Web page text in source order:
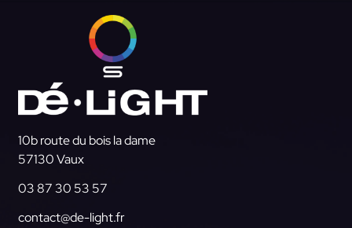
10b route du bois la dame
57130 Vaux
03 87 30 53 57
contact@de-light.fr